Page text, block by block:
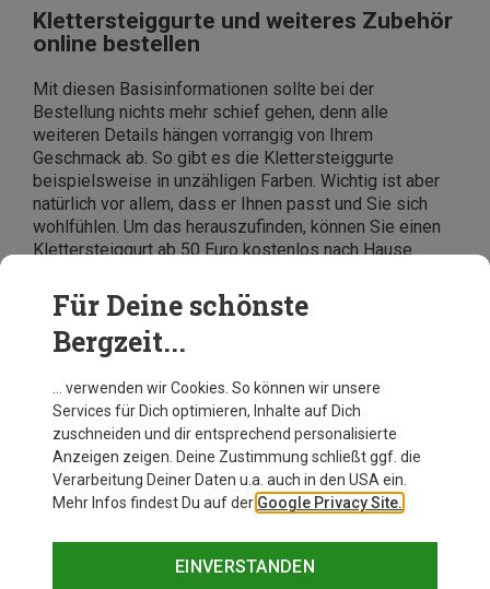
Klettersteiggurte und weiteres Zubehör
online bestellen
Mit diesen Basisinformationen sollte bei der
Bestellung nichts mehr schief gehen, denn alle
weiteren Details hängen vorrangig von Ihrem
Geschmack ab. So gibt es die Klettersteiggurte
beispielsweise in unzähligen Farben. Wichtig ist aber
natürlich vor allem, dass er Ihnen passt und Sie sich
wohlfühlen. Um das herauszufinden, können Sie einen
Klettersteiggurt ab 50 Euro kostenlos nach Hause
mehrere Gurte zur Auswahl bestellt, können Sie die
übrigen an Bergzeit zurückschicken. Sind Sie noch
immer unsicher? Das ist kein Problem. Unser Service-
Für Deine schönste
Bergzeit...
… verwenden wir Cookies. So können wir unsere
Services für Dich optimieren, Inhalte auf Dich
zuschneiden und dir entsprechend personalisierte
Anzeigen zeigen. Deine Zustimmung schließt ggf. die
Verarbeitung Deiner Daten u.a. auch in den USA ein.
Mehr Infos findest Du auf der Google Privacy Site.
EINVERSTANDEN